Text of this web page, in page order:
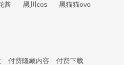
酱 黑川cos
黑猫猫ovo
付费隐藏内容 付费下载